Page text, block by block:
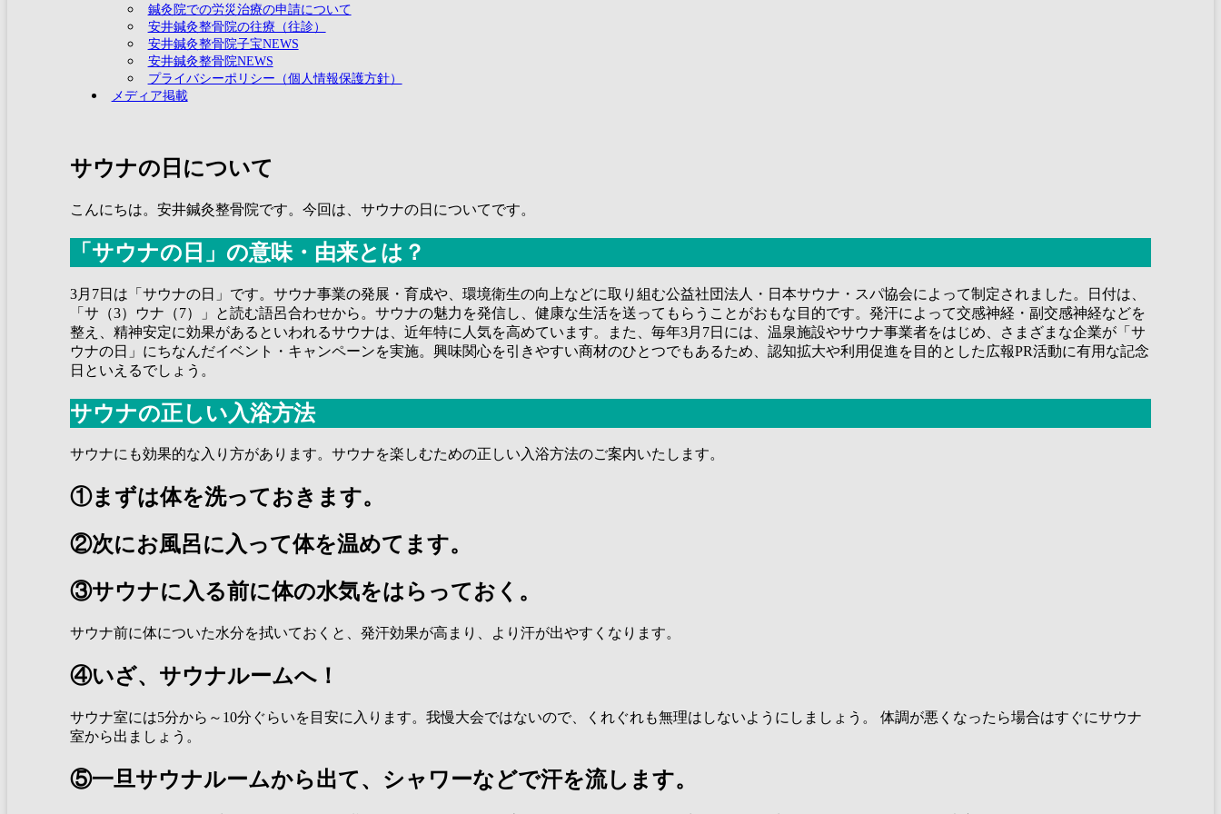
鍼灸院での労災治療の申請について
安井鍼灸整骨院の往療（往診）
安井鍼灸整骨院子宝NEWS
安井鍼灸整骨院NEWS
プライバシーポリシー（個人情報保護方針）
メディア掲載
サウナの日について
こんにちは。安井鍼灸整骨院です。今回は、サウナの日についてです。
「サウナの日」の意味・由来とは？
3月7日は「サウナの日」です。サウナ事業の発展・育成や、環境衛生の向上などに取り組む公益社団法人・日本サウナ・スパ協会によって制定されました。日付は、
「サ（3）ウナ（7）」と読む語呂合わせから。サウナの魅力を発信し、健康な生活を送ってもらうことがおもな目的です。発汗によって交感神経・副交感神経などを
整え、精神安定に効果があるといわれるサウナは、近年特に人気を高めています。また、毎年3月7日には、温泉施設やサウナ事業者をはじめ、さまざまな企業が「サ
ウナの日」にちなんだイベント・キャンペーンを実施。興味関心を引きやすい商材のひとつでもあるため、認知拡大や利用促進を目的とした広報PR活動に有用な記念
日といえるでしょう。
サウナの正しい入浴方法
サウナにも効果的な入り方があります。サウナを楽しむための正しい入浴方法のご案内いたします。
①まずは体を洗っておきます。
②次にお風呂に入って体を温めてます。
③サウナに入る前に体の水気をはらっておく。
サウナ前に体についた水分を拭いておくと、発汗効果が高まり、より汗が出やすくなります。
④いざ、サウナルームへ！
サウナ室には5分から～10分ぐらいを目安に入ります。我慢大会ではないので、くれぐれも無理はしないようにしましょう。 体調が悪くなったら場合はすぐにサウナ
室から出ましょう。
⑤一旦サウナルームから出て、シャワーなどで汗を流します。